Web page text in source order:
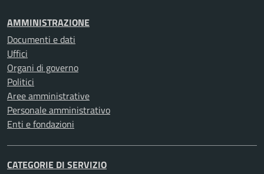
AMMINISTRAZIONE
Documenti e dati
Uffici
Organi di governo
Politici
Aree amministrative
Personale amministrativo
Enti e fondazioni
CATEGORIE DI SERVIZIO